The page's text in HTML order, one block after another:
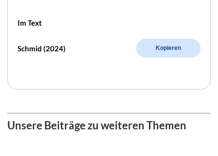
Im Text
Schmid (2024) Kopieren
Unsere Beiträge zu weiteren Themen